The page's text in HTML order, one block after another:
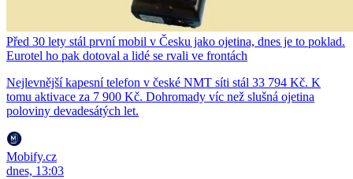
Před 30 lety stál první mobil v Česku jako ojetina, dnes je to poklad.
Eurotel ho pak dotoval a lidé se rvali ve frontách
Nejlevnější kapesní telefon v české NMT síti stál 33 794 Kč. K
tomu aktivace za 7 900 Kč. Dohromady víc než slušná ojetina
poloviny devadesátých let.
Mobify.cz
dnes, 13:03